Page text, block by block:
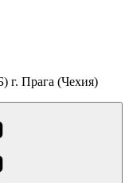
г. Прага (Чехия)